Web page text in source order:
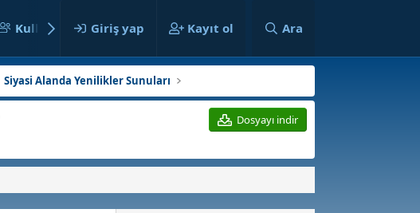
Kullanıcılar Giriş yap Kayıt ol Ara
Siyasi Alanda Yenilikler Sunuları
Dosyayı indir